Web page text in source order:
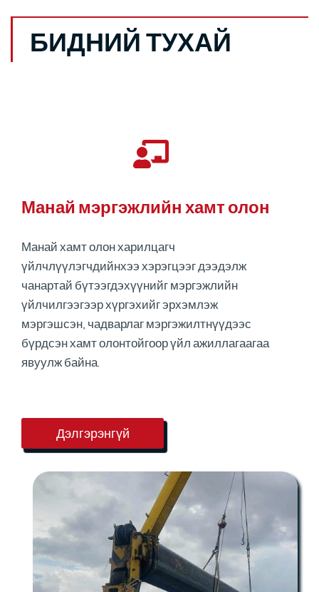
БИДНИЙ ТУХАЙ
Манай мэргэжлийн хамт олон
Манай хамт олон харилцагч
үйлчлүүлэгчдийнхээ хэрэгцээг дээдэлж
чанартай бүтээгдэхүүнийг мэргэжлийн
үйлчилгээгээр хүргэхийг эрхэмлэж
мэргэшсэн, чадварлаг мэргэжилтнүүдээс
бүрдсэн хамт олонтойгоор үйл ажиллагаагаа
явуулж байна.
Дэлгэрэнгүй